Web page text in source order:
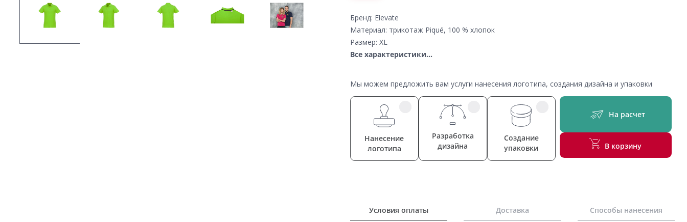
Бренд: Elevate
Материал: трикотаж Piqué, 100 % хлопок
Размер: XL
Все характеристики...
Мы можем предложить вам услуги нанесения логотипа, создания дизайна и упаковки
Нанесение
логотипа
Разработка
дизайна
Создание
упаковки
На расчет
В корзину
Условия оплаты Доставка Способы нанесения